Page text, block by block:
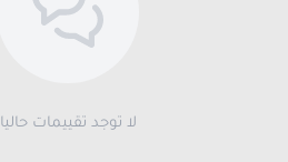
لا توجد تقييمات حاليا